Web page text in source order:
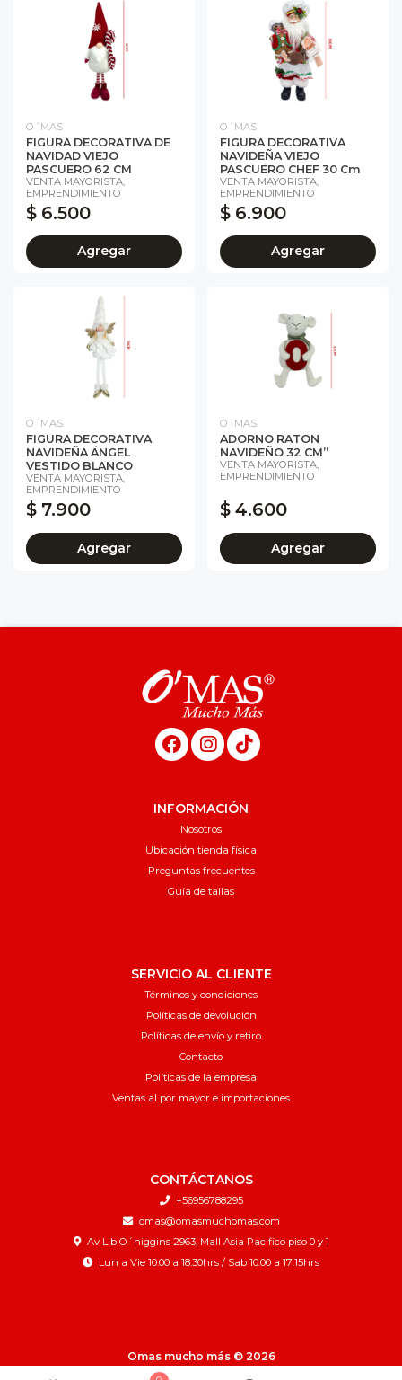
O´MAS
FIGURA DECORATIVA DE
NAVIDAD VIEJO
PASCUERO 62 CM
VENTA MAYORISTA,
EMPRENDIMIENTO
$ 6.500
Agregar
O´MAS
FIGURA DECORATIVA
NAVIDEÑA VIEJO
PASCUERO CHEF 30 Cm
VENTA MAYORISTA,
EMPRENDIMIENTO
$ 6.900
Agregar
O´MAS
FIGURA DECORATIVA
NAVIDEÑA ÁNGEL
VESTIDO BLANCO
VENTA MAYORISTA,
EMPRENDIMIENTO
$ 7.900
Agregar
O´MAS
ADORNO RATON
NAVIDEÑO 32 CM”
VENTA MAYORISTA,
EMPRENDIMIENTO
$ 4.600
Agregar
INFORMACIÓN
Nosotros
Ubicación tienda física
Preguntas frecuentes
Guía de tallas
SERVICIO AL CLIENTE
Términos y condiciones
Políticas de devolución
Políticas de envío y retiro
Contacto
Políticas de la empresa
Ventas al por mayor e importaciones
CONTÁCTANOS
+56956788295
omas@omasmuchomas.com
Av Lib O´higgins 2963, Mall Asia Pacifico piso 0 y 1
Lun a Vie 10:00 a 18:30hrs / Sab 10:00 a 17:15hrs
Omas mucho más © 2026
¿Te gusta mi tienda? Yo vendo con